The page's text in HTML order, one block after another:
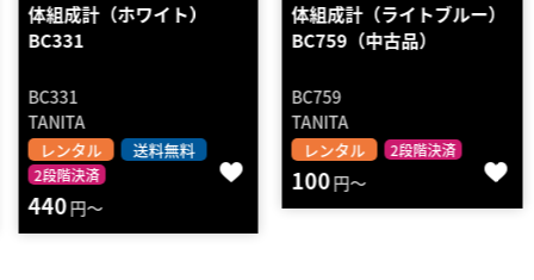
体組成計（ホワイト）
BC331
BC331
TANITA
レンタル 送料無料
2段階決済
440円～
体組成計（ライトブルー）
BC759（中古品）
BC759
TANITA
レンタル 2段階決済
100円～